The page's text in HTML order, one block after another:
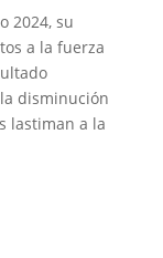
2024, su
a la fuerza
disminución
lastiman a la